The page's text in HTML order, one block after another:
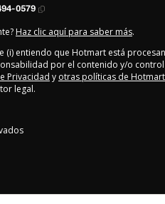
0579
Haz clic aquí para saber más.
(i) entiendo que Hotmart está
por el contenido y/o
Privacidad y otras políticas de Hotmart
legal.